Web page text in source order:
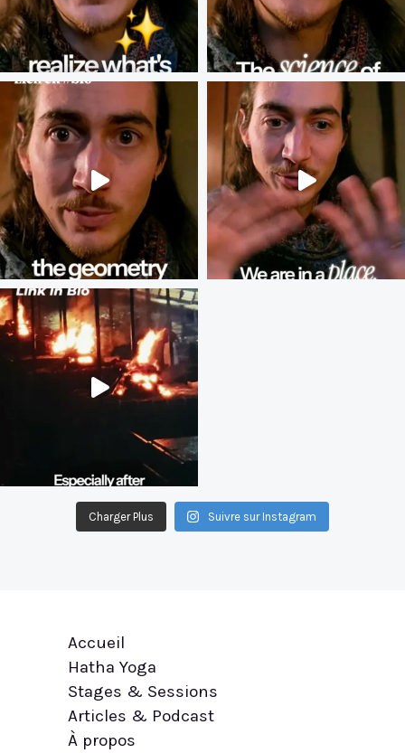
Charger Plus Suivre sur Instagram
Accueil
Hatha Yoga
Stages & Sessions
Articles & Podcast
À propos